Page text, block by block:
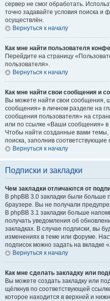
сервер не смог обработать.
точно задавайте условия поиска
осуществлён.
Вернуться к началу
Как мне найти пользователя
Перейдите на страницу
пользователя».
Вернуться к началу
Как мне найти свои сообщения и
Вы можете найти свои сообщения,
сообщения» в личном разделе на
сообщения пользователя» на
или по ссылке «Ваши сообщения»
Чтобы найти созданные вами темы,
поиска, заполнив соответствующие
Вернуться к началу
Подписки и закладки
Чем закладки отличаются от
В phpBB 3.0 закладки были больше
браузере. Вы не получали
В phpBB 3.1 закладки больше
получать уведомления об
закладках. В случае подписки, вы
изменениях в теме или форуме.
подписок можно задать на вкладке
Вернуться к началу
Как мне сделать закладку или
Вы можете создать закладку или
щёлкнув по соответствующей
которое находится в верхней и